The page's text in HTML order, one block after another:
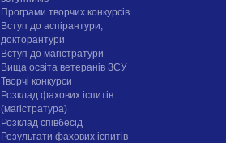
Програми творчих конкурсiв
Вступ до аспірантури,
докторантури
Вступ до магістратури
Вища освіта ветеранів ЗСУ
Творчі конкурси
Розклад фахових іспитів
(магістратура)
Розклад співбесід
Результати фахових іспитів